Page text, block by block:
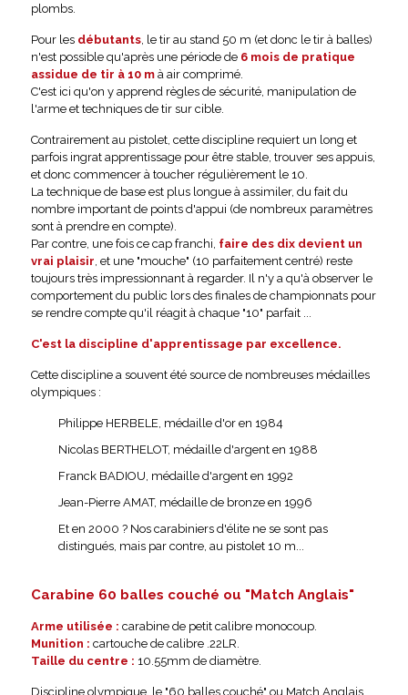
plombs.
Pour les débutants, le tir au stand 50 m (et donc le tir à balles)
n'est possible qu'après une période de 6 mois de pratique
assidue de tir à 10 mà air comprimé.
C'est ici qu'on y apprend règles de sécurité, manipulation de
l'arme et techniques de tir sur cible.
Contrairement au pistolet, cette discipline requiert un long et
parfois ingrat apprentissage pour être stable, trouver ses appuis,
et donc commencer à toucher régulièrement le 10.
La technique de base est plus longue à assimiler, du fait du
nombre important de points d'appui (de nombreux paramètres
sont à prendre en compte).
Par contre, une fois ce cap franchi, faire des dix devient un
vrai plaisir , et une "mouche" (10 parfaitement centré) reste
toujours très impressionnant à regarder. Il n'y a qu'à observer le
comportement du public lors des finales de championnats pour
se rendre compte qu'il réagit à chaque "10" parfait ...
C'est la discipline d'apprentissage par excellence.
Cette discipline a souvent été source de nombreuses médailles
olympiques :
Philippe HERBELE, médaille d'or en 1984
Nicolas BERTHELOT, médaille d'argent en 1988
Franck BADIOU, médaille d'argent en 1992
Jean-Pierre AMAT, médaille de bronze en 1996
Et en 2000 ? Nos carabiniers d'élite ne se sont pas
distingués, mais par contre, au pistolet 10 m...
Carabine 60 balles couché ou "Match Anglais"
Arme utilisée : carabine de petit calibre monocoup.
Munition : cartouche de calibre .22LR.
Taille du centre : 10.55mm de diamètre.
Discipline olympique, le "60 balles couché" ou Match Anglais